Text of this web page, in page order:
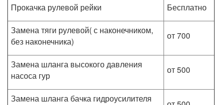
Прокачка рулевой рейки
Бесплатно
Замена тяги рулевой( с наконечником,
без наконечника)
от 700
Замена шланга высокого давления
насоса гур
от 500
Замена шланга бачка гидроусилителя